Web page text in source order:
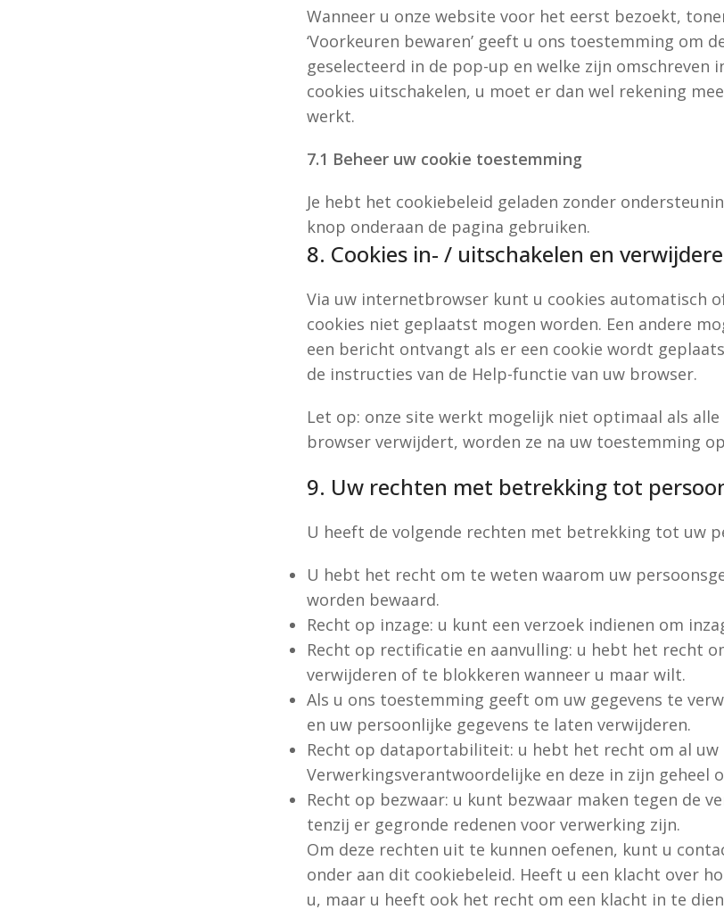
Wanneer u onze website voor het eerst bezoekt,
‘Voorkeuren bewaren’ geeft u ons toestemming om
geselecteerd in de pop-up en welke zijn
cookies uitschakelen, u moet er dan wel rekening
werkt.
7.1 Beheer uw cookie toestemming
Je hebt het cookiebeleid geladen zonder
knop onderaan de pagina gebruiken.
8. Cookies in- / uitschakelen en
Via uw internetbrowser kunt u cookies automatisch
cookies niet geplaatst mogen worden. Een andere
een bericht ontvangt als er een cookie wordt
de instructies van de Help-functie van uw browser.
Let op: onze site werkt mogelijk niet optimaal als
browser verwijdert, worden ze na uw toestemming
9. Uw rechten met betrekking tot
U heeft de volgende rechten met betrekking tot uw
U hebt het recht om te weten waarom uw
worden bewaard.
Recht op inzage: u kunt een verzoek indienen om
Recht op rectificatie en aanvulling: u hebt het recht
verwijderen of te blokkeren wanneer u maar wilt.
Als u ons toestemming geeft om uw gegevens te
en uw persoonlijke gegevens te laten verwijderen.
Recht op dataportabiliteit: u hebt het recht om al
Verwerkingsverantwoordelijke en deze in zijn geheel
Recht op bezwaar: u kunt bezwaar maken tegen de
tenzij er gegronde redenen voor verwerking zijn.
Om deze rechten uit te kunnen oefenen, kunt u
onder aan dit cookiebeleid. Heeft u een klacht over
u, maar u heeft ook het recht om een klacht in te